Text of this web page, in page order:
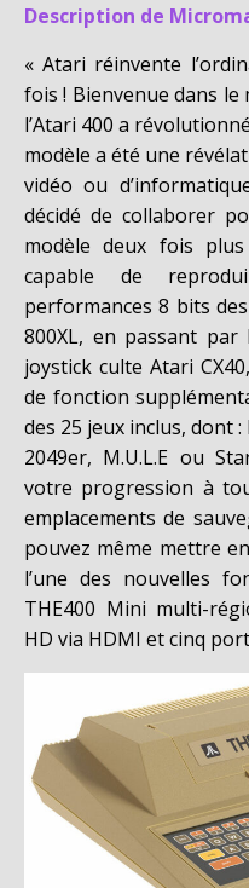
Description de
« Atari réinvente
fois ! Bienvenue dans le
l’Atari 400 a
modèle a été une
vidéo ou
décidé de collaborer
modèle deux fois
capable de
performances 8 bits
800XL, en passant par
joystick culte Atari
de fonction
des 25 jeux inclus, dont
2049er, M.U.L.E ou
votre progression à
emplacements de
pouvez même mettre
l’une des nouvelles
THE400 Mini multi-
HD via HDMI et cinq